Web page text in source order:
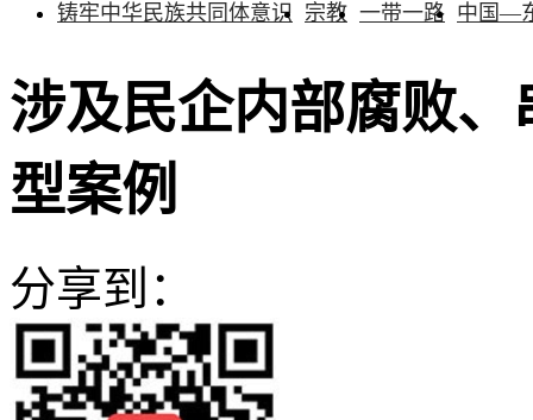
铸牢中华民族共同体意识 宗教 一带一路 中国—
涉及民企内部腐败
型案例
分享到：